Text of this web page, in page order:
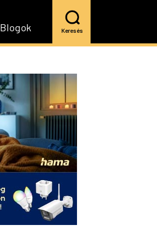
Blogok Keresés